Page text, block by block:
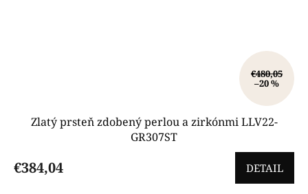
€480,05
–20 %
Zlatý prsteň zdobený perlou a zirkónmi LLV22-
GR307ST
€384,04 DETAIL